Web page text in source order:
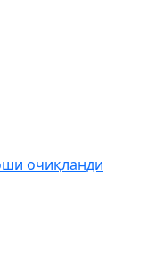
очиқланди